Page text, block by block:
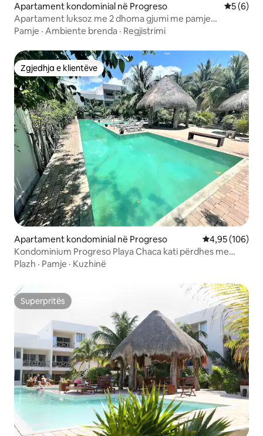
Apartament kondominial në Progreso
5 (6)
Apartament luksoz me 2 dhoma gjumi me pamje
mahnitëse
Pamje · Ambiente brenda · Regjistrimi
Zgjedhja e klientëve
Zgjedhja e klientëve
Apartament kondominial në Progreso Vlerësimi
4,95 (106)
Kondominium Progreso Playa Chaca kati përdhes me
tarracë
Plazh · Pamje · Kuzhinë
Superpritës
Superpritës